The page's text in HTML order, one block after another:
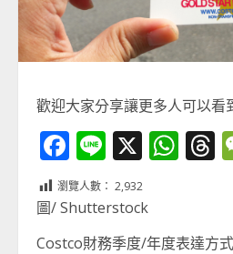
歡迎大家分享讓更多人可以看
Facebook
Line
X
瀏覽人數： 2,932
圖/ Shutterstock
Costco財務季度/年度表達方